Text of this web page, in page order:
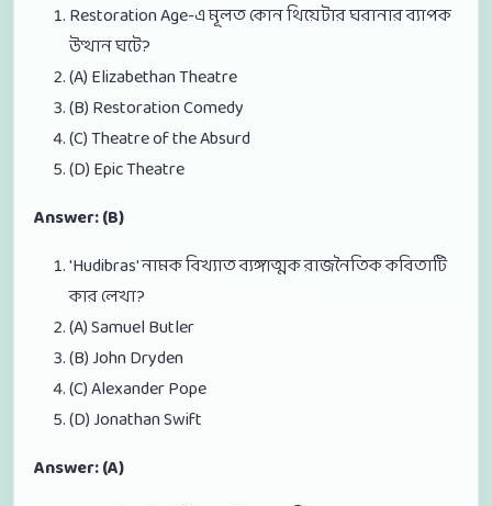
Restoration Age-এ মূলত কোন থিয়েটার ঘরানার ব্যাপক
উত্থান ঘটে?
(A) Elizabethan Theatre
(B) Restoration Comedy
(C) Theatre of the Absurd
(D) Epic Theatre
Answer: (B)
'Hudibras' নামক বিখ্যাত ব্যঙ্গাত্মক রাজনৈতিক কবিতাটি
কার লেখা?
(A) Samuel Butler
(B) John Dryden
(C) Alexander Pope
(D) Jonathan Swift
Answer: (A)